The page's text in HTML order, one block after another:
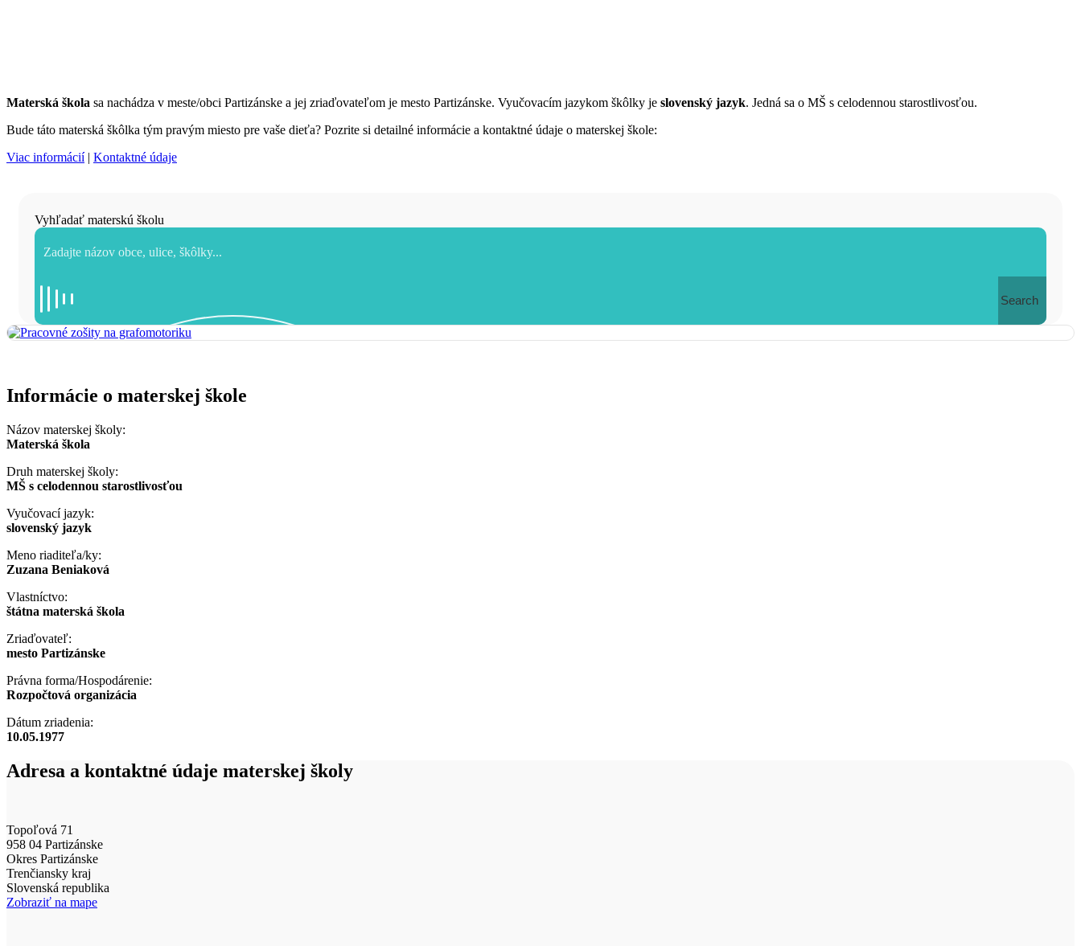
Materská škola sa nachádza v meste/obci Partizánske a jej zriaďovateľom je mesto Partizánske. Vyučovacím jazykom škôlky je slovenský jazyk. Jedná sa o MŠ s celodennou starostlivosťou.
Bude táto materská škôlka tým pravým miesto pre vaše dieťa? Pozrite si detailné informácie a kontaktné údaje o materskej škole:
Viac informácií| Kontaktné údaje
Vyhľadať materskú školu
Search
Informácie o materskej škole
Názov materskej školy:
Materská škola
Druh materskej školy:
MŠ s celodennou starostlivosťou
Vyučovací jazyk:
slovenský jazyk
Meno riaditeľa/ky:
Zuzana Beniaková
Vlastníctvo:
štátna materská škola
Zriaďovateľ:
mesto Partizánske
Právna forma/Hospodárenie:
Rozpočtová organizácia
Dátum zriadenia:
10.05.1977
Adresa a kontaktné údaje materskej školy
Topoľová 71
958 04 Partizánske
Okres Partizánske
Trenčiansky kraj
Slovenská republika
Zobraziť na mape